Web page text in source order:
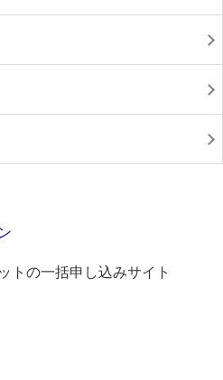
トの一括申し込みサイト